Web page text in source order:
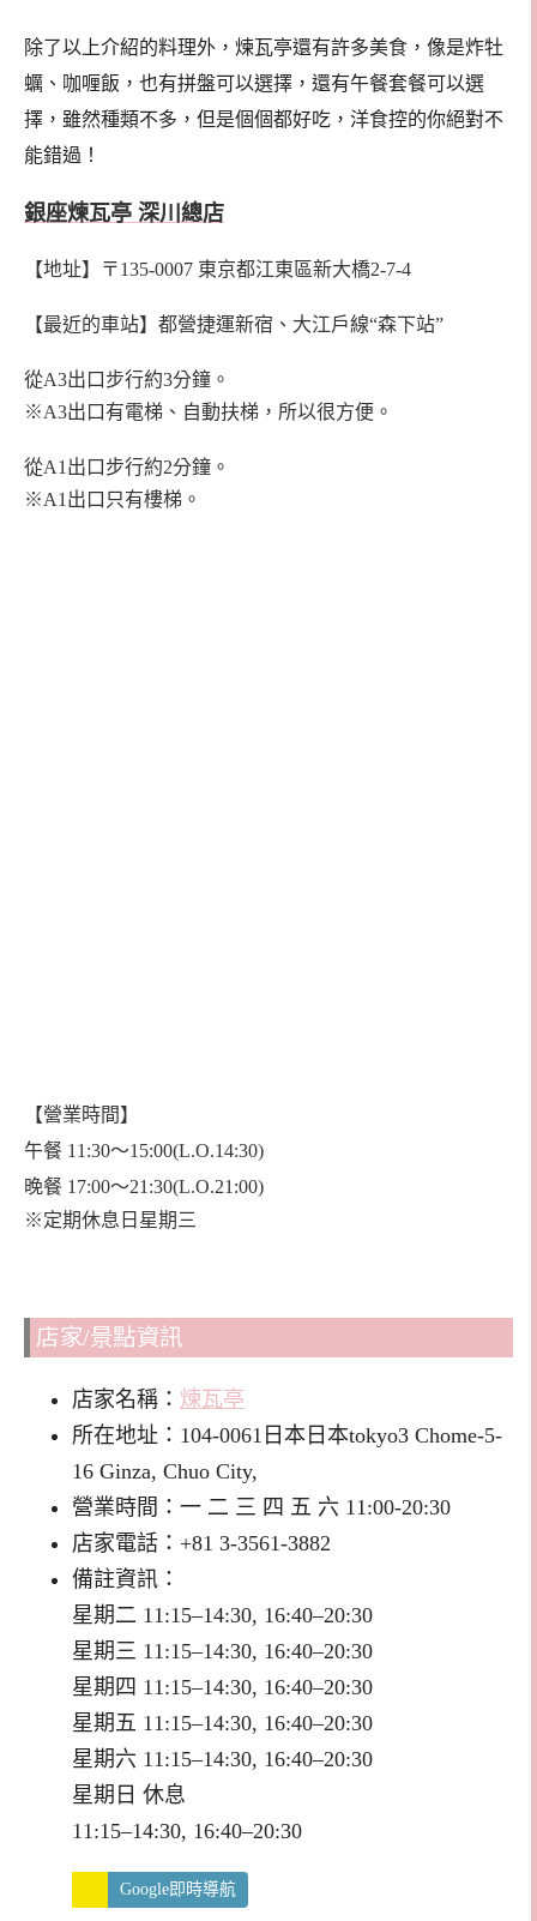
除了以上介紹的料理外，煉瓦亭還有許多美食，像是炸牡
蠣、咖喱飯，也有拼盤可以選擇，還有午餐套餐可以選
擇，雖然種類不多，但是個個都好吃，洋食控的你絕對不
能錯過！
銀座煉瓦亭 深川總店
【地址】〒135-0007 東京都江東區新大橋2-7-4
【最近的車站】都營捷運新宿、大江戶線“森下站”
從A3出口步行約3分鐘。
※A3出口有電梯、自動扶梯，所以很方便。
從A1出口步行約2分鐘。
※A1出口只有樓梯。
【營業時間】
午餐 11:30～15:00(L.O.14:30)
晚餐 17:00～21:30(L.O.21:00)
※定期休息日星期三
店家/景點資訊
店家名稱： 煉瓦亭
所在地址：104-0061日本日本tokyo3 Chome-5-
16 Ginza, Chuo City,
營業時間：一 二 三 四 五 六 11:00-20:30
店家電話：+81 3-3561-3882
備註資訊：
星期二 11:15–14:30, 16:40–20:30
星期三 11:15–14:30, 16:40–20:30
星期四 11:15–14:30, 16:40–20:30
星期五 11:15–14:30, 16:40–20:30
星期六 11:15–14:30, 16:40–20:30
星期日 休息
11:15–14:30, 16:40–20:30
Google即時導航